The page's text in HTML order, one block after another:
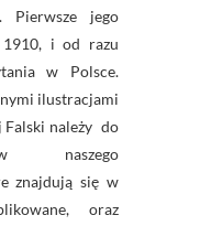
Pierwsze jego
1910, i od razu
w Polsce.
ilustracjami
Falski należy do
naszego
znajdują się w
oraz